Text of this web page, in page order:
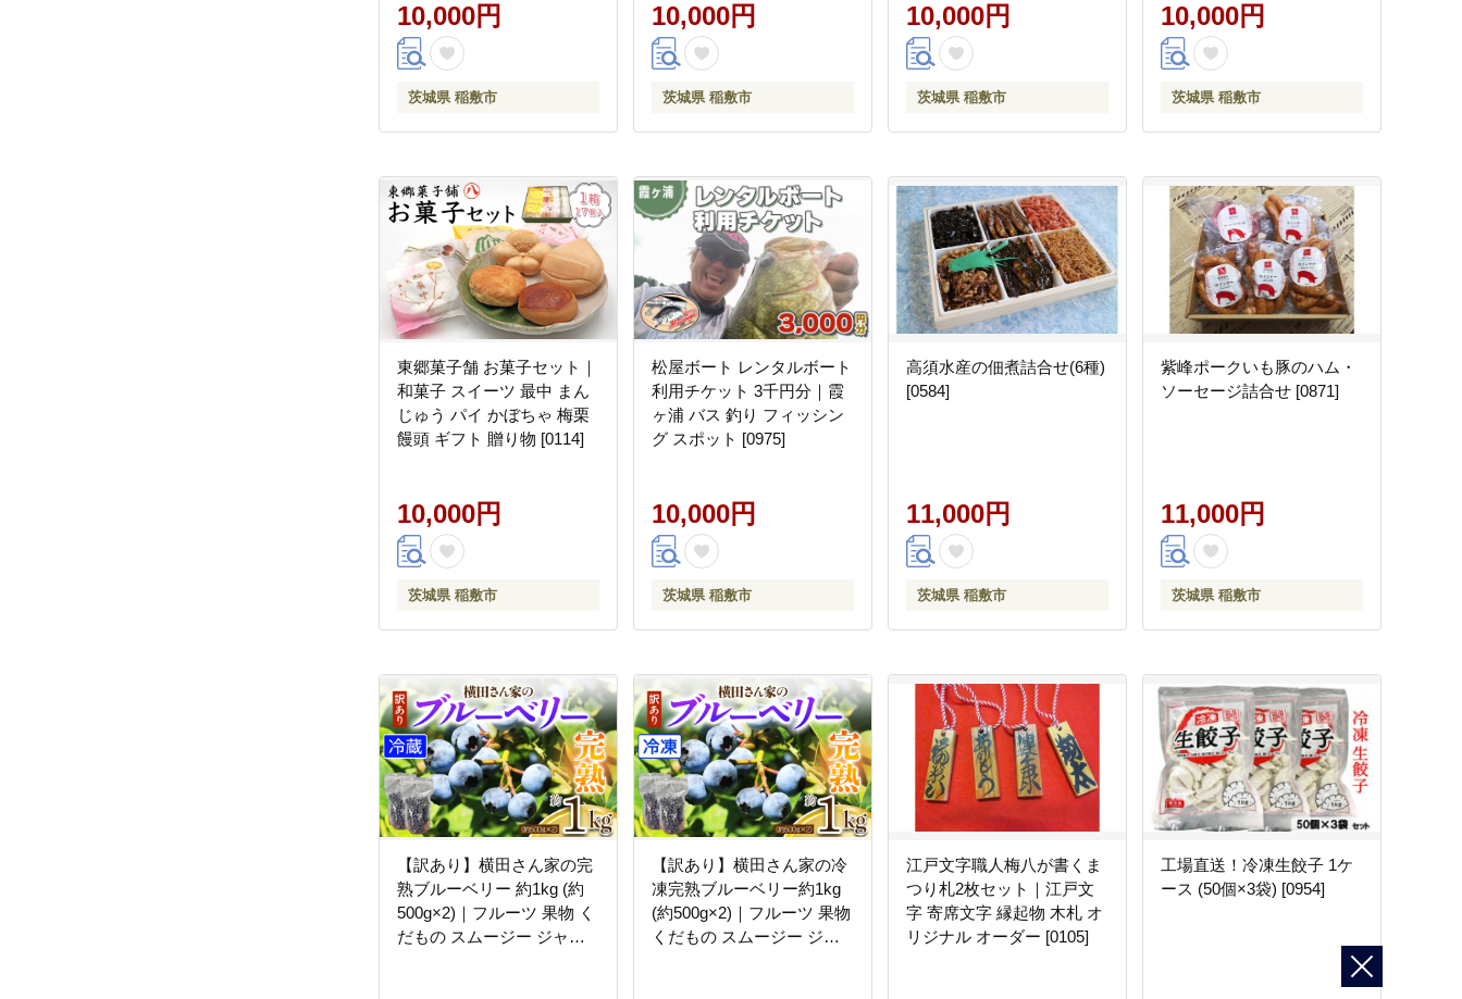
10,000円
茨城県 稲敷市
10,000円
茨城県 稲敷市
[1057]
10,000円
茨城県 稲敷市
10,000円
茨城県 稲敷市
東郷菓子舗 お菓子セット｜
和菓子 スイーツ 最中 まん
じゅう パイ かぼちゃ 梅栗
饅頭 ギフト 贈り物 [0114]
10,000円
茨城県 稲敷市
松屋ボート レンタルボート
利用チケット 3千円分｜霞
ヶ浦 バス 釣り フィッシン
グ スポット [0975]
10,000円
茨城県 稲敷市
高須水産の佃煮詰合せ(6種)
[0584]
11,000円
茨城県 稲敷市
紫峰ポークいも豚のハム・
ソーセージ詰合せ [0871]
11,000円
茨城県 稲敷市
【訳あり】横田さん家の完
熟ブルーベリー 約1kg (約
500g×2)｜フルーツ 果物 く
だもの スムージー ジャム
【訳あり】横田さん家の冷
凍完熟ブルーベリー約1kg
(約500g×2)｜フルーツ 果物
くだもの スムージー ジャ
江戸文字職人梅八が書くま
つり札2枚セット｜江戸文
字 寄席文字 縁起物 木札 オ
リジナル オーダー [0105]
工場直送！冷凍生餃子 1ケ
ース (50個×3袋) [0954]